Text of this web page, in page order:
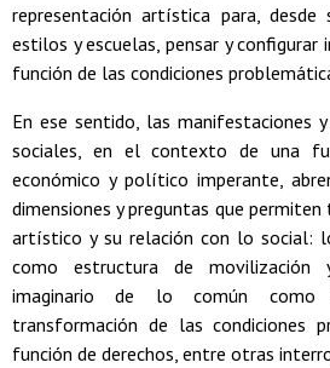
representación artística para, desde
estilos y escuelas, pensar y
función de las condiciones
En ese sentido, las manifestaciones
sociales, en el contexto de una
económico y político imperante,
dimensiones y preguntas que
artístico y su relación con lo social:
como estructura de movilización
imaginario de lo común
transformación de las condiciones
función de derechos, entre otras